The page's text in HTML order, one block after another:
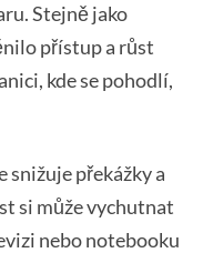
Stejně jako
přístup a růst
kde se pohodlí,
snižuje překážky a
si může vychutnat
nebo notebooku